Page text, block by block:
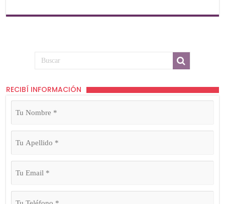
RECIBÍ INFORMACIÓN
Nombre
Apellido
Email